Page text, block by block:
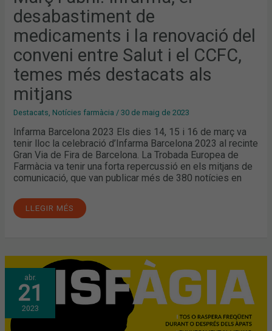
desabastiment de
medicaments i la renovació del
conveni entre Salut i el CCFC,
temes més destacats als
mitjans
Destacats, Notícies farmàcia /30 de maig de 2023
Infarma Barcelona 2023 Els dies 14, 15 i 16 de març va
tenir lloc la celebració d’Infarma Barcelona 2023 al recinte
Gran Via de Fira de Barcelona. La Trobada Europea de
Farmàcia va tenir una forta repercussió en els mitjans de
comunicació, que van publicar més de 380 notícies en
LLEGIR MÉS
abr.
21
2023
ÀGORA
SANITÀRIA
I
NESTLÉ
HEALTH
SCIENCE
IMPULSEN